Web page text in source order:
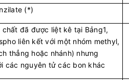
benzilate (*)
đã được liệt kê tại Bảng1,
liên kết với một nhóm methyl,
thẳng hoặc nhánh) nhưng
các nguyên tử các bon khác